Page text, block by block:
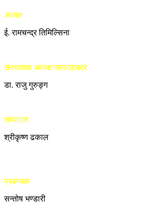
अध्यक्ष
ई. रामचन्द्र तिमिल्सिना
संस्थापक अध्यक्ष/सल्लाहकार
डा. राजु गुरुङ्ग
सम्पादक
श्रीकृष्ण ढकाल
प्रबन्धक
सन्तोष भण्डारी